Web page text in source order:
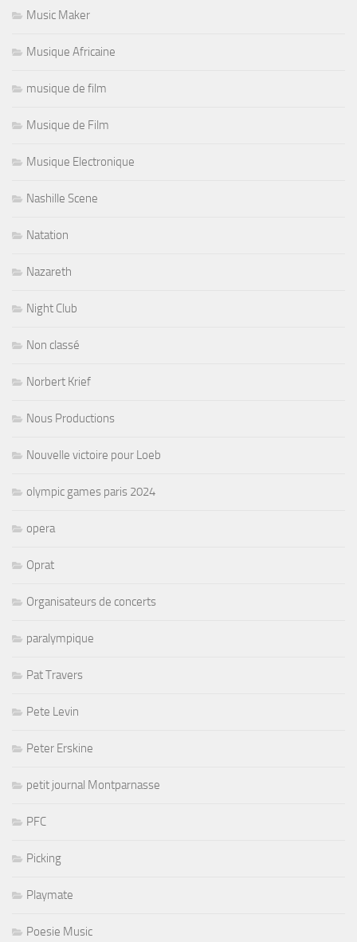
Music Maker
Musique Africaine
musique de film
Musique de Film
Musique Electronique
Nashille Scene
Natation
Nazareth
Night Club
Non classé
Norbert Krief
Nous Productions
Nouvelle victoire pour Loeb
olympic games paris 2024
opera
Oprat
Organisateurs de concerts
paralympique
Pat Travers
Pete Levin
Peter Erskine
petit journal Montparnasse
PFC
Picking
Playmate
Poesie Music